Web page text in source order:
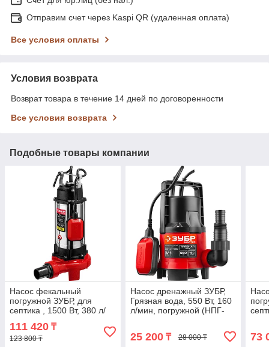
Отправим счет через Kaspi QR (удаленная оплата)
Все условия оплаты
Условия возврата
Возврат товара в течение 14 дней по договоренности
Все условия возврата
Подобные товары компании
Насос фекальный
погружной ЗУБР, для
септика , 1500 Вт, 380 л/
мин режущ. Механизм
(НПФ-1500-Р)
111 420 ₸
123 800 ₸
Насос дренажный ЗУБР,
Грязная вода, 550 Вт, 160
л/мин, погружной (НПГ-
25 200₸ 28 000 ₸ 73